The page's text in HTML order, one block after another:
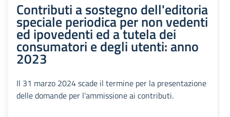
Contributi a sostegno dell'editoria
speciale periodica per non vedenti
ed ipovedenti ed a tutela dei
consumatori e degli utenti: anno
2023
Il 31 marzo 2024 scade il termine per la presentazione
delle domande per l’ammissione ai contributi.